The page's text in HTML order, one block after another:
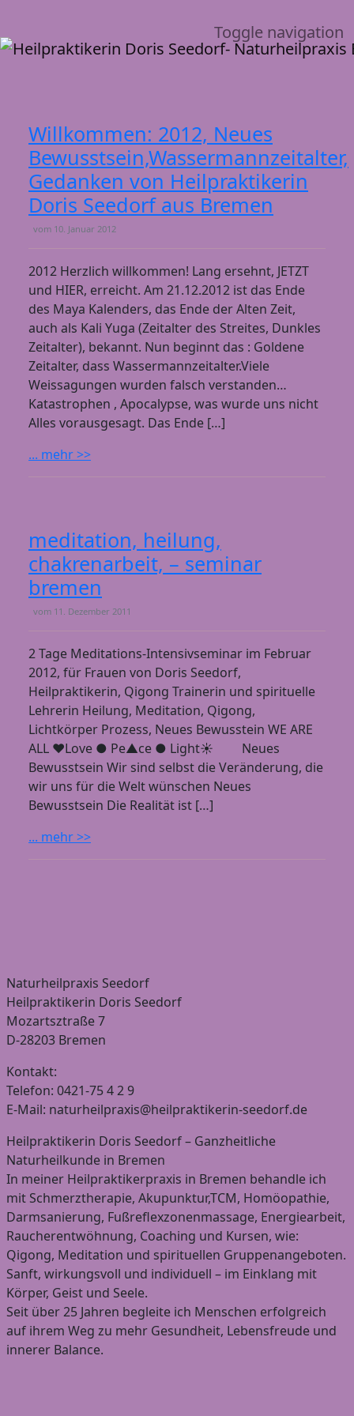
Toggle navigation
Willkommen: 2012, Neues
Bewusstsein,Wassermannzeitalter,
Gedanken von Heilpraktikerin
Doris Seedorf aus Bremen
vom 10. Januar 2012
2012 Herzlich willkommen! Lang ersehnt, JETZT
und HIER, erreicht. Am 21.12.2012 ist das Ende
des Maya Kalenders, das Ende der Alten Zeit,
auch als Kali Yuga (Zeitalter des Streites, Dunkles
Zeitalter), bekannt. Nun beginnt das : Goldene
Zeitalter, dass Wassermannzeitalter.Viele
Weissagungen wurden falsch verstanden…
Katastrophen , Apocalypse, was wurde uns nicht
Alles vorausgesagt. Das Ende […]
... mehr >>
meditation, heilung,
chakrenarbeit, – seminar
bremen
vom 11. Dezember 2011
2 Tage Meditations-Intensivseminar im Februar
2012, für Frauen von Doris Seedorf,
Heilpraktikerin, Qigong Trainerin und spirituelle
Lehrerin Heilung, Meditation, Qigong,
Lichtkörper Prozess, Neues Bewusstein WE ARE
ALL ❤Love ● Pe▲ce ● Light☀ Neues
Bewusstsein Wir sind selbst die Veränderung, die
wir uns für die Welt wünschen Neues
Bewusstsein Die Realität ist […]
... mehr >>
Naturheilpraxis Seedorf
Heilpraktikerin Doris Seedorf
Mozartsztraße 7
D-28203 Bremen
Kontakt:
Telefon: 0421-75 4 2 9
E-Mail: naturheilpraxis@heilpraktikerin-seedorf.de
Heilpraktikerin Doris Seedorf – Ganzheitliche
Naturheilkunde in Bremen
In meiner Heilpraktikerpraxis in Bremen behandle ich
mit Schmerztherapie, Akupunktur,TCM, Homöopathie,
Darmsanierung, Fußreflexzonenmassage, Energiearbeit,
Raucherentwöhnung, Coaching und Kursen, wie:
Qigong, Meditation und spirituellen Gruppenangeboten.
Sanft, wirkungsvoll und individuell – im Einklang mit
Körper, Geist und Seele.
Seit über 25 Jahren begleite ich Menschen erfolgreich
auf ihrem Weg zu mehr Gesundheit, Lebensfreude und
innerer Balance.